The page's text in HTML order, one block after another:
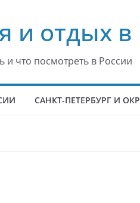
и отдых в
и что посмотреть в России
САНКТ-ПЕТЕРБУРГ И